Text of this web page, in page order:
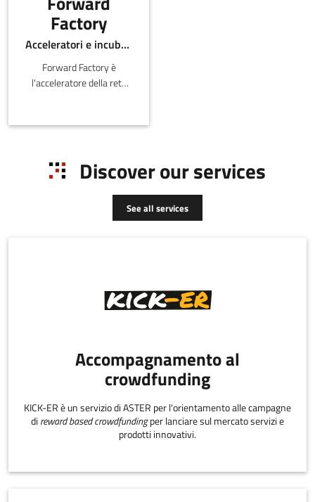
Factory
Acceleratori e incubatori di in-ER
Forward Factory è
l'acceleratore della rete
Discover our services
See all services
Accompagnamento al
crowdfunding
KICK-ER è un servizio di ASTER per l'orientamento alle campagne
di reward based crowdfundingper lanciare sul mercato servizi e
prodotti innovativi.